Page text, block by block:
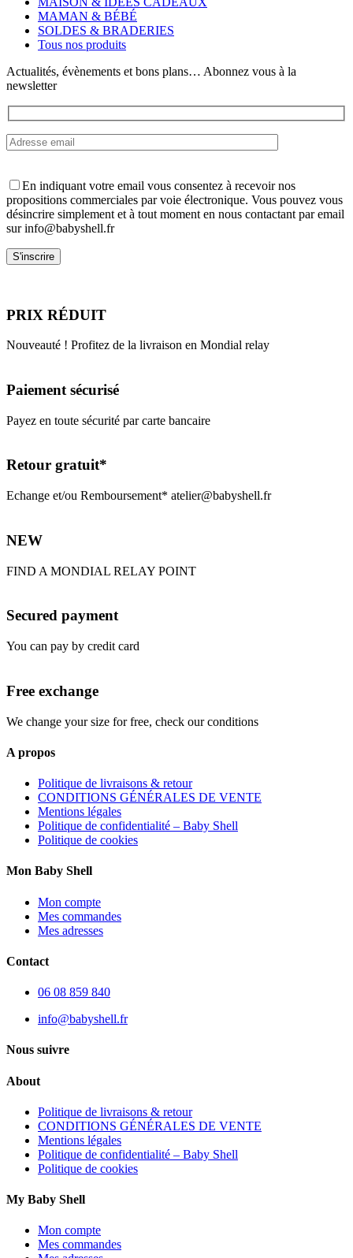
être
choisies
sur
page
du
MAMAN & BÉBÉ
SOLDES & BRADERIES
Tous nos produits
Actualités, évènements et bons plans… Abonnez vous à la
newsletter
En indiquant votre email vous consentez à recevoir nos
propositions commerciales par voie électronique. Vous pouvez vous
désincrire simplement et à tout moment en nous contactant par email
sur info@babyshell.fr
PRIX RÉDUIT
Nouveauté ! Profitez de la livraison en Mondial relay
Paiement sécurisé
Payez en toute sécurité par carte bancaire
Retour gratuit*
Echange et/ou Remboursement* atelier@babyshell.fr
NEW
FIND A MONDIAL RELAY POINT
Secured payment
You can pay by credit card
Free exchange
We change your size for free, check our conditions
A propos
Politique de livraisons & retour
CONDITIONS GÉNÉRALES DE VENTE
Mentions légales
Politique de confidentialité – Baby Shell
Politique de cookies
Mon Baby Shell
Mon compte
Mes commandes
Mes adresses
Contact
06 08 859 840
info@babyshell.fr
Nous suivre
About
Politique de livraisons & retour
CONDITIONS GÉNÉRALES DE VENTE
Mentions légales
Politique de confidentialité – Baby Shell
Politique de cookies
My Baby Shell
Mon compte
Mes commandes